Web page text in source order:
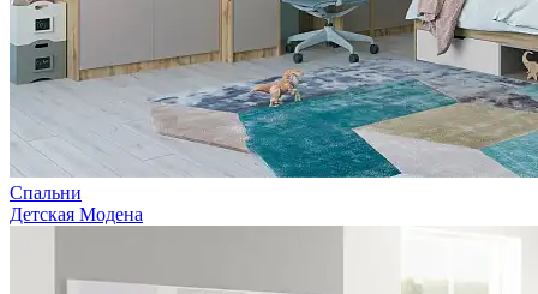
Спальни
Детская Модена